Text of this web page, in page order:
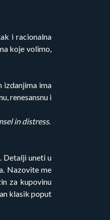
i racionalna
koje volimo,
izdanjima ima
renesansnu i
in distress.
Detalji uneti u
Nazovite me
za kupovinu
klasik poput